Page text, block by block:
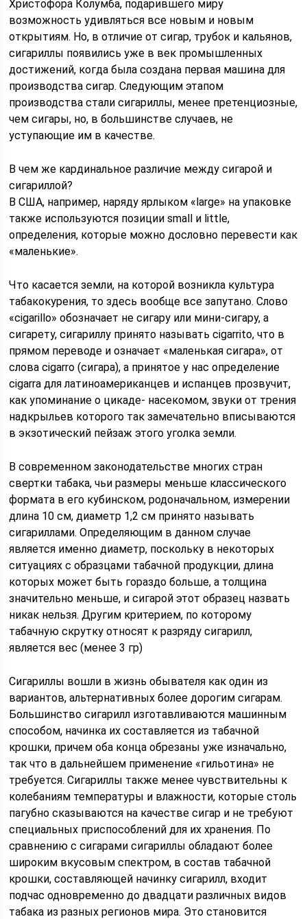
Христофора Колумба, подарившего миру
возможность удивляться все новым и новым
открытиям. Но, в отличие от сигар, трубок и кальянов,
сигариллы появились уже в век промышленных
достижений, когда была создана первая машина для
производства сигар. Следующим этапом
производства стали сигариллы, менее претенциозные,
чем сигары, но, в большинстве случаев, не
уступающие им в качестве.
В чем же кардинальное различие между сигарой и
сигариллой?
В США, например, наряду ярлыком «large» на упаковке
также используются позиции small и little,
определения, которые можно дословно перевести как
«маленькие».
Что касается земли, на которой возникла культура
табакокурения, то здесь вообще все запутано. Слово
«cigarillo» обозначает не сигару или мини-сигару, а
сигарету, сигариллу принято называть cigarrito, что в
прямом переводе и означает «маленькая сигара», от
слова cigarro (сигара), а принятое у нас определение
cigarra для латиноамериканцев и испанцев прозвучит,
как упоминание о цикаде- насекомом, звуки от трения
надкрыльев которого так замечательно вписываются
в экзотический пейзаж этого уголка земли.
В современном законодательстве многих стран
свертки табака, чьи размеры меньше классического
формата в его кубинском, родоначальном, измерении
длина 10 см, диаметр 1,2 см принято называть
сигариллами. Определяющим в данном случае
является именно диаметр, поскольку в некоторых
ситуациях с образцами табачной продукции, длина
которых может быть гораздо больше, а толщина
значительно меньше, и сигарой этот образец назвать
никак нельзя. Другим критерием, по которому
табачную скрутку относят к разряду сигарилл,
является вес (менее 3 гр)
Сигариллы вошли в жизнь обывателя как один из
вариантов, альтернативных более дорогим сигарам.
Большинство сигарилл изготавливаются машинным
способом, начинка их составляется из табачной
крошки, причем оба конца обрезаны уже изначально,
так что в дальнейшем применение «гильотина» не
требуется. Сигариллы также менее чувствительны к
колебаниям температуры и влажности, которые столь
пагубно сказываются на качестве сигар и не требуют
специальных приспособлений для их хранения. По
сравнению с сигарами сигариллы обладают более
широким вкусовым спектром, в состав табачной
крошки, составляющей начинку сигарилл, входит
подчас одновременно до двадцати различных видов
табака из разных регионов мира. Это становится